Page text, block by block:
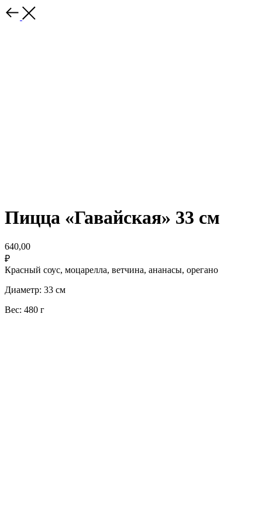
Пицца «Гавайская» 33 см
640,00
₽
Красный соус, моцарелла, ветчина, ананасы, орегано
Диаметр: 33 см
Вес: 480 г